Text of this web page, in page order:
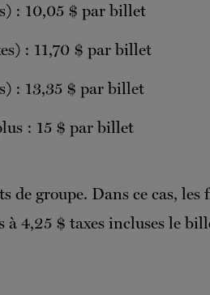
: 10,05 $ par billet
: 11,70 $ par billet
: 13,35 $ par billet
: 15 $ par billet
de groupe. Dans ce cas, les
à 4,25 $ taxes incluses le